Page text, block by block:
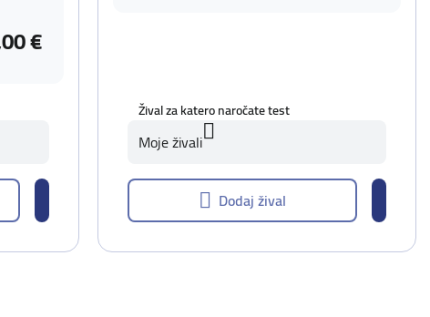
€
Žival za katero naročate test
Moje živali
Dodaj žival